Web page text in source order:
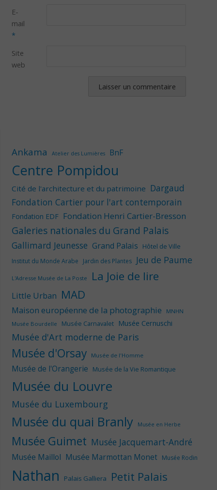
E-
mail
*
Site
web
Ankama Atelier des Lumières BnF
Centre Pompidou
Cité de l'architecture et du patrimoine Dargaud
Fondation Cartier pour l'art contemporain
Fondation EDF Fondation Henri Cartier-Bresson
Galeries nationales du Grand Palais
Gallimard Jeunesse Grand Palais Hôtel de Ville
Institut du Monde Arabe Jardin des Plantes Jeu de Paume
L'Adresse Musée de La Poste La Joie de lire
Little Urban MAD
Maison européenne de la photographie
MNHN
Musée Bourdelle
Musée Carnavalet Musée Cernuschi
Musée d'Art moderne de Paris
Musée d'Orsay Musée de l'Homme
Musée de l'Orangerie Musée de la Vie Romantique
Musée du Louvre
Musée du Luxembourg
Musée du quai Branly Musée en Herbe
Musée Guimet Musée Jacquemart-André
Musée Maillol Musée Marmottan Monet Musée Rodin
Nathan Palais Galliera Petit Palais